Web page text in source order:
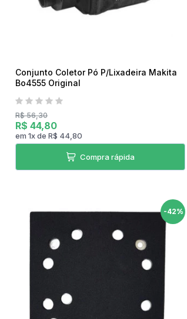
Conjunto Coletor Pó P/Lixadeira Makita
Bo4555 Original
R$ 56,30
R$ 44,80
em 1xde R$ 44,80
Compra rápida
-42%